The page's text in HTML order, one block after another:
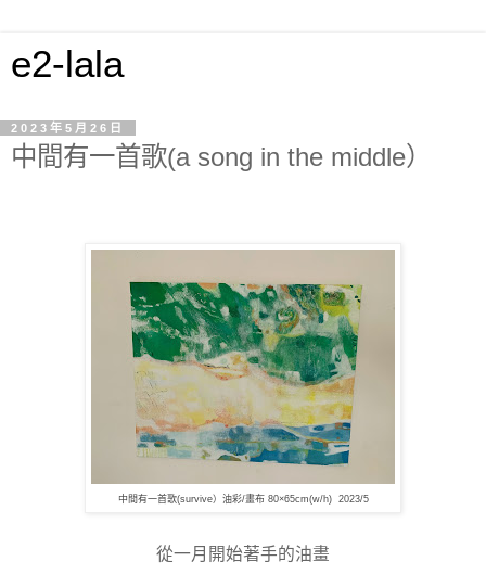
e2-lala
2023年5月26日
中間有一首歌(a song in the middle）
中間有一首歌(survive）油彩/畫布 80×65cm(w/h) 2023/5
從一月開始著手的油畫